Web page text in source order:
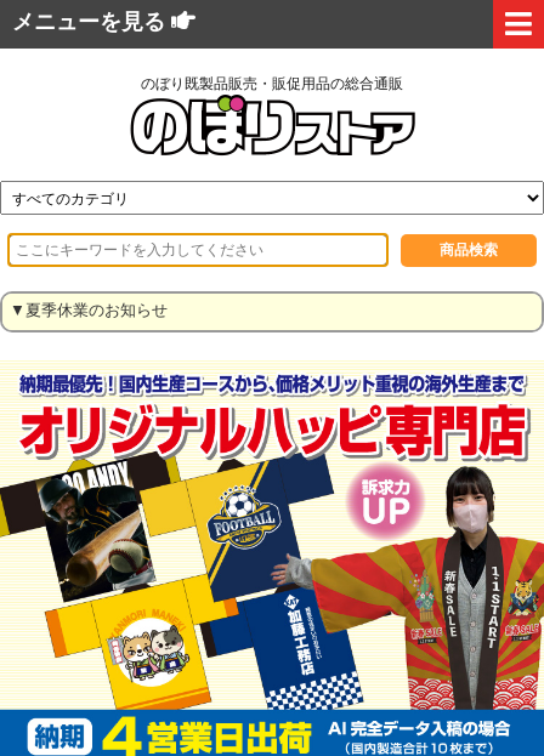
メニューを見る
のぼり既製品販売・販促用品の総合通販
▼夏季休業のお知らせ